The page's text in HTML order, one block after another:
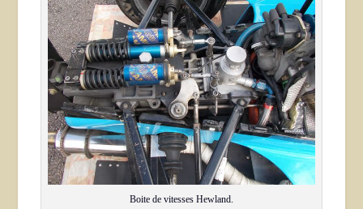
Boite de vitesses Hewland.